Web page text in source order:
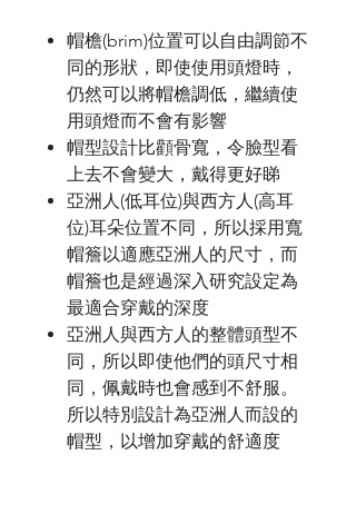
帽檐(brim)位置可以自由調節不
同的形狀，即使使用頭燈時，
仍然可以將帽檐調低，繼續使
用頭燈而不會有影響
帽型設計比顴骨寬，令臉型看
上去不會變大，戴得更好睇
亞洲人(低耳位)與西方人(高耳
位)耳朵位置不同，所以採用寬
帽簷以適應亞洲人的尺寸，而
帽簷也是經過深入研究設定為
最適合穿戴的深度
亞洲人與西方人的整體頭型不
同，所以即使他們的頭尺寸相
同，佩戴時也會感到不舒服。
所以特別設計為亞洲人而設的
帽型，以增加穿戴的舒適度